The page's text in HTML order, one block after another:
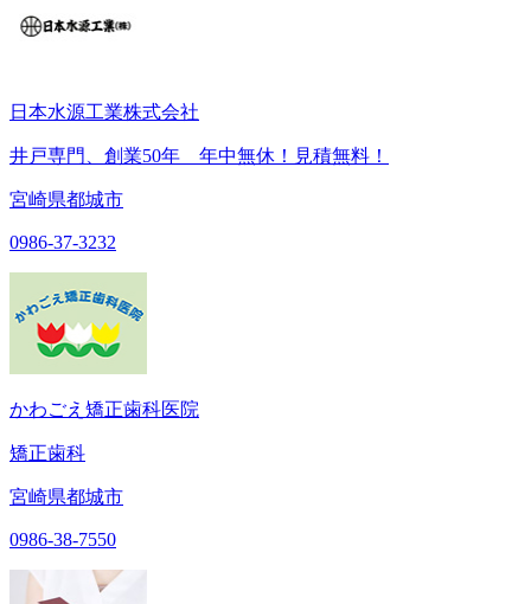
日本水源工業株式会社
井戸専門、創業50年 年中無休！見積無料！
宮崎県都城市
0986-37-3232
かわごえ矯正歯科医院
矯正歯科
宮崎県都城市
0986-38-7550